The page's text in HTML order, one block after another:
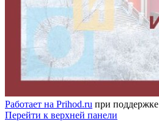
Работает на Prihod.ru при поддержке
Перейти к верхней панели